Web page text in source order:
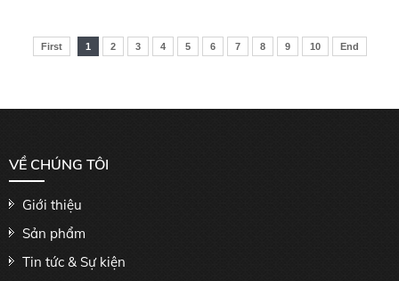
First 1 2 3 4 5 6 7 8 9 10 End
VỀ CHÚNG TÔI
Giới thiệu
Sản phẩm
Tin tức & Sự kiện